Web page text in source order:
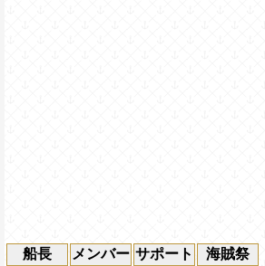
船長 メンバー サポート
海賊祭